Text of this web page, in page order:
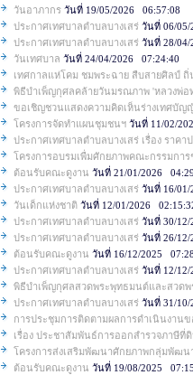
วันอาภากร วันที่ 19/05/2026 06:57:08
ประกาศเทศบาลตำบลบางเสร่ วันที่ 06/
ประกาศเทศบาลตำบลบางเสร่ วันที่ 28/
วันเทศบาล วันที่ 24/04/2026 07:24:40
เทศกาลแห่โคม ชมพระฉาย สืบสายศิลป์ ถิ่
พิธีบำเพ็ญกุศลคล้ายวันมรณภาพ 'หลวงพ่อ
ขอเชิญชวนแสดงความคิดเห็นร่างเทศบัญ
โครงการจัดทำแผนชุมชนฯ วันที่ 11/02/
ประกาศเทศบาลตำบลบางเสร่ เรื่อง ราค
โครงการอบรมเพื่มศักยภาพคณะกรรมกา
ต้อนรับคณะดูงาน วันที่ 21/01/2026
ประกาศเทศบาลตำบลบางเสร่ วันที่ 16/
วันเด็กแห่งชาติ วันที่ 12/01/2026
ประกาศเทศบาลตำบลบางเสร่ วันที่ 30/
ประกาศเทศบาลตำบลบางเสร่ วันที่ 26/
ต้อนรับคณะดูงาน วันที่ 16/12/2025
ประกาศเทศบาลตำบลบางเสร่ วันที่ 12/
พิธีบำเพ็ญกุศลสวดพระพุทธมนต์และสวดพ
ประกาศเทศบาลตำบลบางเสร่ วันที่ 31/
การประชุมการติดตามผลการดำเนินงาน
เรื่อง ประชาสัมพันธ์การออกสำรวจภาษีที่
โครงการส่งเสริมพัฒนาศักยภาพกลุ่มพัฒน
ต้อนรับคณะดูงาน วันที่ 19/08/2025